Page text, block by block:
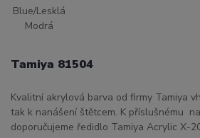
Tamiya 81504
Kvalitní akrylová barva od firmy Tamiya
tak k nanášení štětcem. K příslušnému
doporučujeme ředidlo Tamiya Acrylic X-